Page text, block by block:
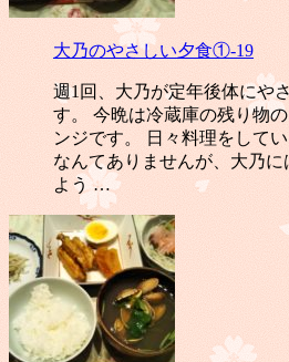
大乃のやさしい夕食①-19
週1回、大乃が定年後体にや
す。 今晩は冷蔵庫の残り物
ンジです。 日々料理をして
なんてありませんが、大乃
よう …